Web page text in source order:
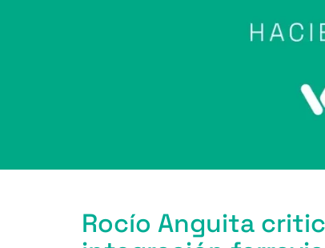
Rocío Anguita